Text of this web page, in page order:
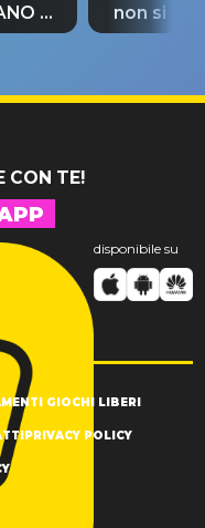
si
non si
fino alla
CON TE!
disponibile su
GIOCHI LIBERI
PRIVACY POLICY